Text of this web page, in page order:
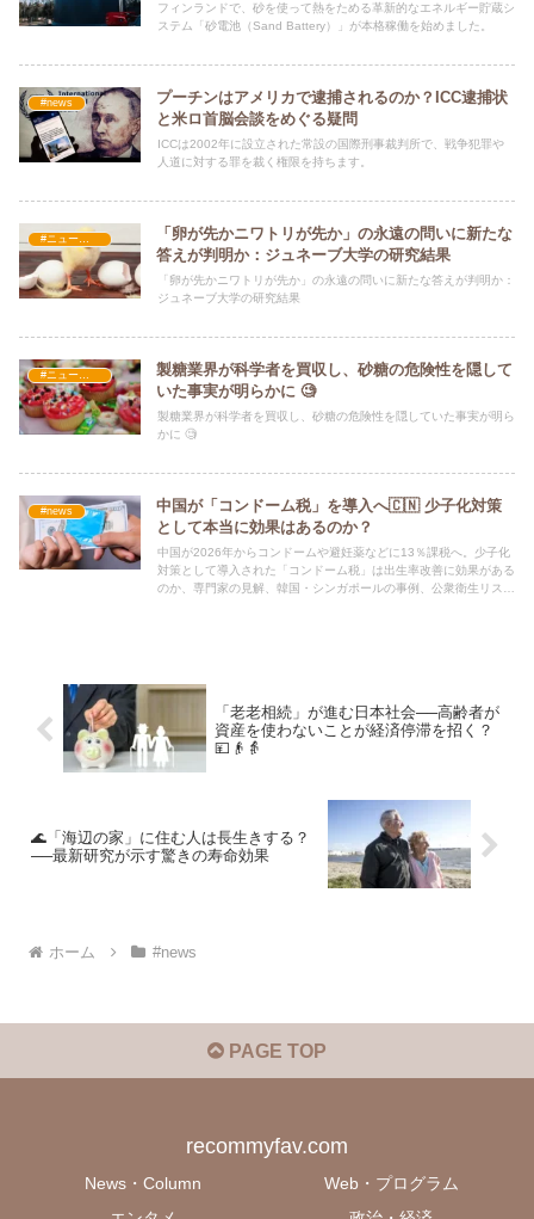
フィンランドで、砂を使って熱をためる革新的なエネルギー貯蔵シ
ステム「砂電池（Sand Battery）」が本格稼働を始めました。
#news
プーチンはアメリカで逮捕されるのか？ICC逮捕状
と米ロ首脳会談をめぐる疑問
ICCは2002年に設立された常設の国際刑事裁判所で、戦争犯罪や
人道に対する罪を裁く権限を持ちます。
#ニュース・社会・コラム
「卵が先かニワトリが先か」の永遠の問いに新たな
答えが判明か：ジュネーブ大学の研究結果
「卵が先かニワトリが先か」の永遠の問いに新たな答えが判明か：
ジュネーブ大学の研究結果
製糖業界が科学者を買収し、砂糖の危険性を隠して
いた事実が明らかに 🧐
製糖業界が科学者を買収し、砂糖の危険性を隠していた事実が明ら
かに 🧐
#news
中国が「コンドーム税」を導入へ🇨🇳 少子化対策
として本当に効果はあるのか？
中国が2026年からコンドームや避妊薬などに13％課税へ。少子化
対策として導入された「コンドーム税」は出生率改善に効果がある
のか、専門家の見解、韓国・シンガポールの事例、公衆衛生リスク
「老老相続」が進む日本社会──高齢者が
資産を使わないことが経済停滞を招く？
💴👴👵
🌊「海辺の家」に住む人は長生きする？
──最新研究が示す驚きの寿命効果
ホーム #news
PAGE TOP
recommyfav.com
News・Column
Web・プログラム